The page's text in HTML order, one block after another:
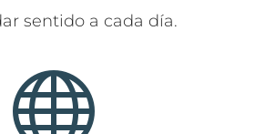
sentido a cada día.
